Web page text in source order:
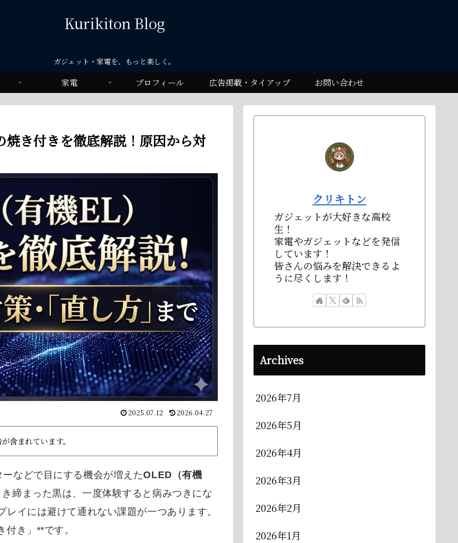
Kurikiton Blog
ガジェット・家電を、もっと楽しく。
家電 プロフィール 広告掲載・タイアップ お問い合わせ
き付きを徹底解説！原因から対
2025.07.12 2026.04.27
含まれています。
などで目にする機会が増えたOLED（有機
締まった黒は、一度体験すると病みつきにな
イには避けて通れない課題が一つあります。
き」**です。
クリキトン
ガジェットが大好きな高校
生！
家電やガジェットなどを発信
しています！
皆さんの悩みを解決できるよ
うに尽くします！
Archives
2026年7月
2026年5月
2026年4月
2026年3月
2026年2月
2026年1月